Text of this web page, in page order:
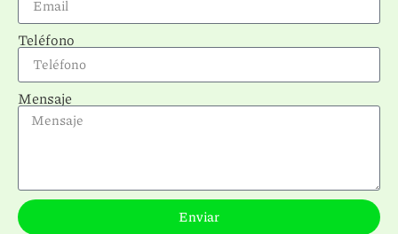
Teléfono
Mensaje
Enviar